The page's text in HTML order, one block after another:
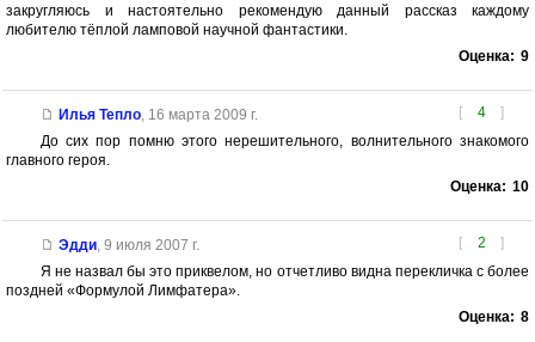
закругляюсь и настоятельно рекомендую данный рассказ каждому
любителю тёплой ламповой научной фантастики.
Оценка: 9
[ 4 ]
Илья Тепло, 16 марта 2009 г.
До сих пор помню этого нерешительного, волнительного знакомого
главного героя.
Оценка: 10
[ 2 ]
Эдди, 9 июля 2007 г.
Я не назвал бы это приквелом, но отчетливо видна перекличка с более
поздней «Формулой Лимфатера».
Оценка: 8